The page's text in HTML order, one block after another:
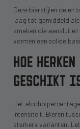
Deze bierstijlen delen
laag tot gemiddeld
smaken die
vormen een solide
HOE
GESCHIKT
Het
intensiteit. Bieren
sterkere varianten.